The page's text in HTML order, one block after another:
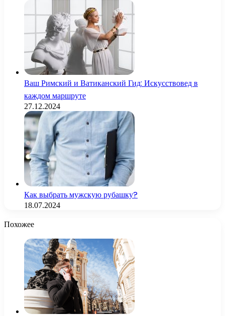
Ваш Римский и Ватиканский Гид: Искусствовед в
каждом маршруте
27.12.2024
Как выбрать мужскую рубашку?
18.07.2024
Похожее